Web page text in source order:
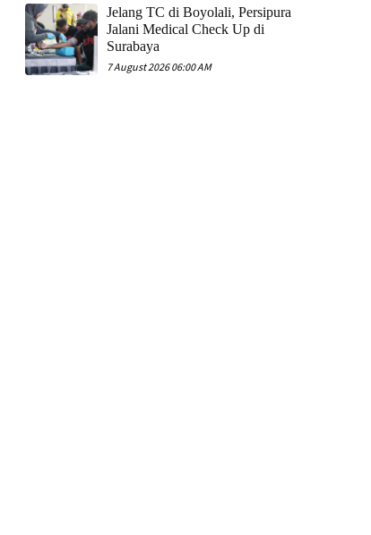
Jelang TC di Boyolali, Persipura
Jalani Medical Check Up di
Surabaya
7 August 2026 06:00 AM